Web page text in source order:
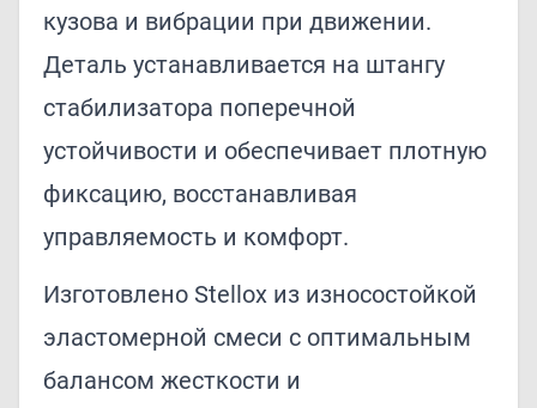
кузова и вибрации при движении.
Деталь устанавливается на штангу
стабилизатора поперечной
устойчивости и обеспечивает плотную
фиксацию, восстанавливая
управляемость и комфорт.
Изготовлено Stellox из износостойкой
эластомерной смеси с оптимальным
балансом жесткости и